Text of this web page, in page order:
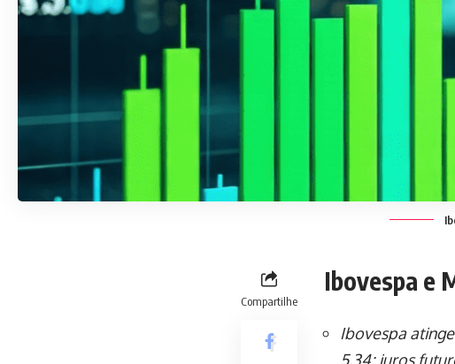
Compartilhe
Ibovespa e
Ibovespa
5,34; juros